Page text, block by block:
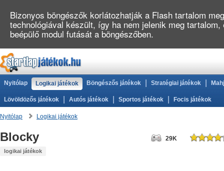
Nyitólap Logikai játékok Böngészős játékok Stratégiai játékok
Lövöldözős játékok Autós játékok Sportos játékok Focis játékok
Nyitólap Logikai játékok
Blocky
logikai játékok
29K
Bizonyos böngészők korlátozhatják a Flash tartalom
technológiával készült, így ha nem jelenik meg
beépülő modul futását a böngészőben.